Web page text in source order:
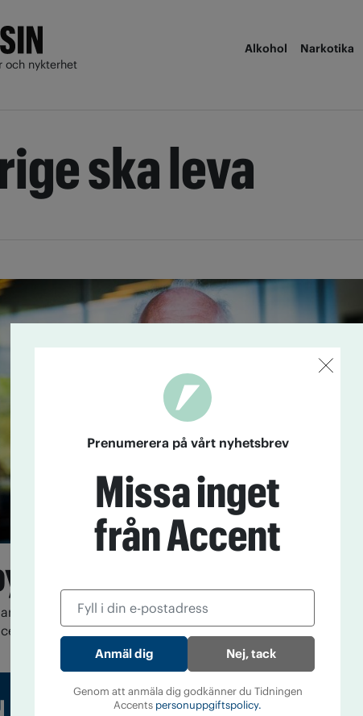
och nykterhet
Alkohol Narkotika
ska leva
är rena Drömme(n)
över generations- och föreningsgränserna är
Prenumerera på vårt nyhetsbrev
Missa inget
från Accent
Nej, tack
Genom att anmäla dig godkänner du Tidningen
Accents personuppgiftspolicy.